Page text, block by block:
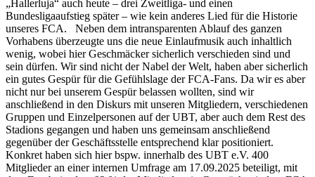
„Hallerluja“ auch heute – drei Zweitliga- und einen
Bundesligaaufstieg später – wie kein anderes Lied für die Historie
unseres FCA. Neben dem intransparenten Ablauf des ganzen
Vorhabens überzeugte uns die neue Einlaufmusik auch inhaltlich
wenig, wobei hier Geschmäcker sicherlich verschieden sind und
sein dürfen. Wir sind nicht der Nabel der Welt, haben aber sicherlich
ein gutes Gespür für die Gefühlslage der FCA-Fans. Da wir es aber
nicht nur bei unserem Gespür belassen wollten, sind wir
anschließend in den Diskurs mit unseren Mitgliedern, verschiedenen
Gruppen und Einzelpersonen auf der UBT, aber auch dem Rest des
Stadions gegangen und haben uns gemeinsam anschließend
gegenüber der Geschäftsstelle entsprechend klar positioniert.
Konkret haben sich hier bspw. innerhalb des UBT e.V. 400
Mitglieder an einer internen Umfrage am 17.09.2025 beteiligt, mit